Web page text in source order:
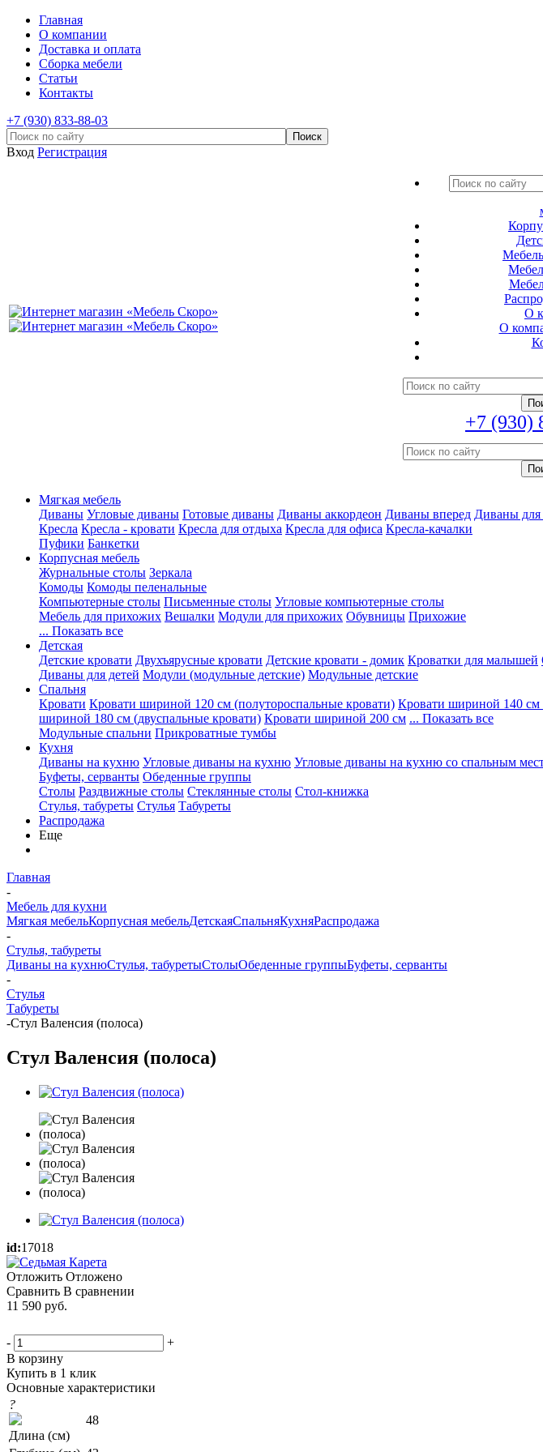
Главная
О компании
Доставка и оплата
Сборка мебели
Статьи
Контакты
+7 (930) 833-88-03
Вход Регистрация
О
О
+7 (930)
Мягкая мебель
Диваны Угловые диваны Готовые диваны Диваны аккордеон Диваны вперед Диваны для
Кресла Кресла - кровати Кресла для отдыха Кресла для офиса Кресла-качалки
Пуфики Банкетки
Корпусная мебель
Журнальные столы Зеркала
Комоды Комоды пеленальные
Компьютерные столы Письменные столы Угловые компьютерные столы
Мебель для прихожих Вешалки Модули для прихожих Обувницы Прихожие
... Показать все
Детская
Детские кровати Двухъярусные кровати Детские кровати - домик Кроватки для малышей
Диваны для детей Модули (модульные детские) Модульные детские
Спальня
Кровати Кровати шириной 120 см (полутороспальные кровати) Кровати шириной 140 см
шириной 180 см (двуспальные кровати) Кровати шириной 200 см ... Показать все
Модульные спальни Прикроватные тумбы
Кухня
Диваны на кухню Угловые диваны на кухню Угловые диваны на кухню со спальным
Буфеты, серванты Обеденные группы
Столы Раздвижные столы Стеклянные столы Стол-книжка
Стулья, табуреты Стулья Табуреты
Распродажа
Еще
Главная
-
Мебель для кухни
Мягкая мебельКорпусная мебельДетскаяСпальняКухняРаспродажа
-
Стулья, табуреты
Диваны на кухнюСтулья, табуретыСтолыОбеденные группыБуфеты, серванты
-
Стулья
Табуреты
-Стул Валенсия (полоса)
Стул Валенсия (полоса)
id:17018
Отложить Отложено
Сравнить В сравнении
11 590 руб.
-
+
В корзину
Купить в 1 клик
Основные характеристики
?
Длина (см)
48